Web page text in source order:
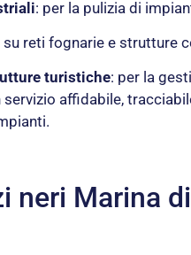
: per la pulizia di
su reti fognarie e strutture
turistiche: per la
affidabile,
neri Marina